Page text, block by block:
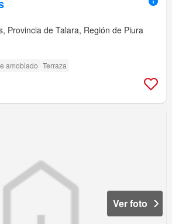
Provincia de Talara, Región de Piura
amoblado Terraza
Ver foto